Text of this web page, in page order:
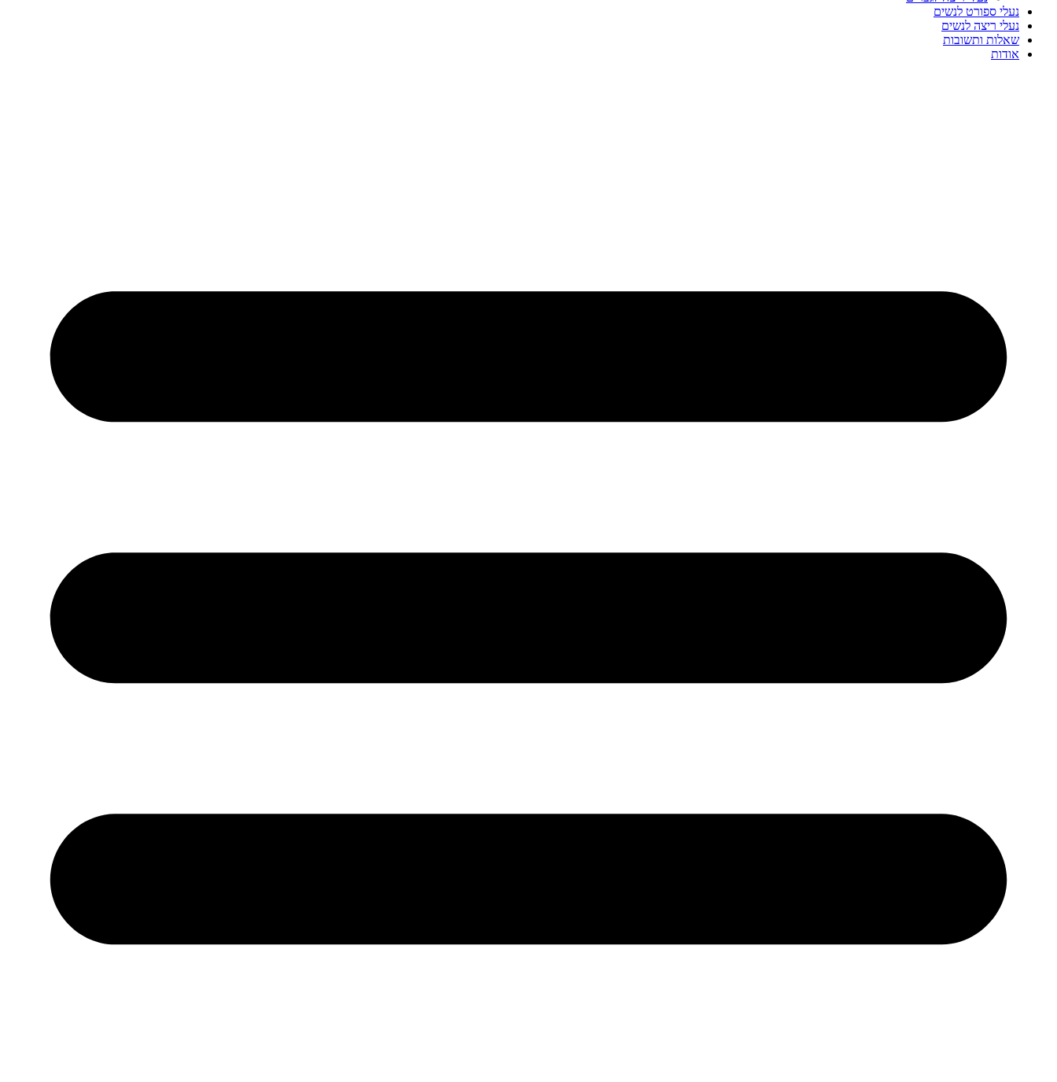
נעלי ספורט לנשים
נעלי ריצה לנשים
שאלות ותשובות
אודות